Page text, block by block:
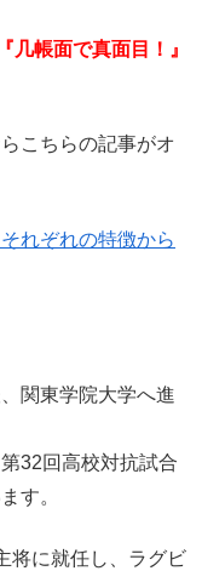
几帳面で真面目！』
こちらの記事がオ
れぞれの特徴から
関東学院大学へ進
32回高校対抗試合
す。
将に就任し、ラグビ